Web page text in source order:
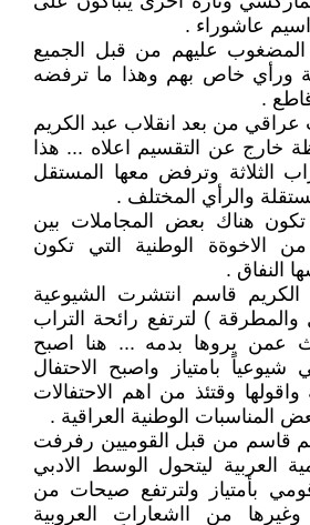
عاشوراء .
المضغوب عليهم من قبل الجميع
ورأي خاص بهم وهذا ما ترفضه
.
عراقي من بعد انقلاب عبد الكريم
خارج عن التقسيم اعلاه ... هذا
الثلاثة وترفض معها المستقل
والرأي المختلف .
هناك بعض المجاملات بين
من الاخوةة الوطنية التي تكون
النفاق .
الكريم قاسم انتشرت الشيوعية
) لترتفع رائحة التراب
عمن يروها بدمه ... هنا اصبح
شيوعياً بامتياز واصبح الاحتفال
وقتئذ من اهم الاحتفالات
المناسبات الوطنية العراقية .
قاسم من قبل القوميين رفرفت
العربية ليتحول الوسط الادبي
بأمتياز ولترتفع صيحات من
من ااشعارات العروبية